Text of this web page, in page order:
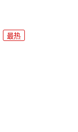
最热